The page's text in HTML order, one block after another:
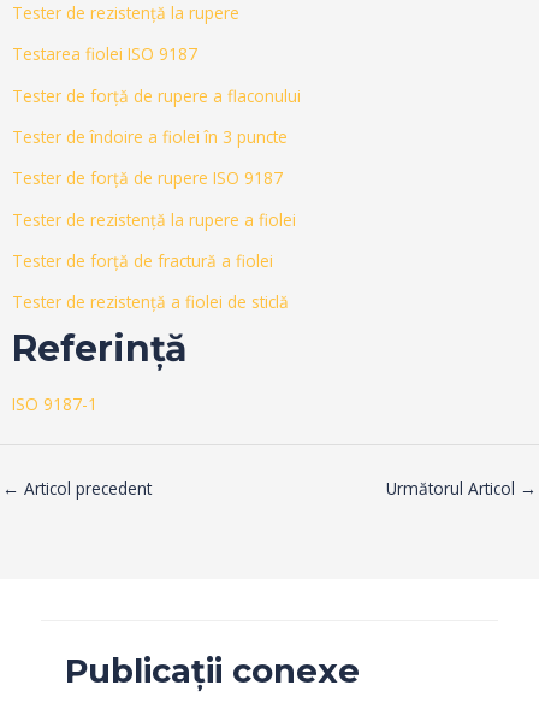
Tester de rezistență la rupere
Testarea fiolei ISO 9187
Tester de forță de rupere a flaconului
Tester de îndoire a fiolei în 3 puncte
Tester de forță de rupere ISO 9187
Tester de rezistență la rupere a fiolei
Tester de forță de fractură a fiolei
Tester de rezistență a fiolei de sticlă
Referinţă
ISO 9187-1
← Articol precedent Următorul Articol →
Publicații conexe